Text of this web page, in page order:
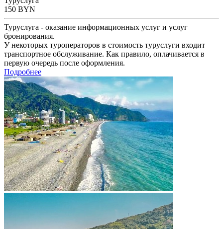
150 BYN
Туруслуга - оказание информационных услуг и услуг
бронирования.
У некоторых туроператоров в стоимость туруслуги входит
транспортное обслуживание. Как правило, оплачивается в
первую очередь после оформления.
Подробнее